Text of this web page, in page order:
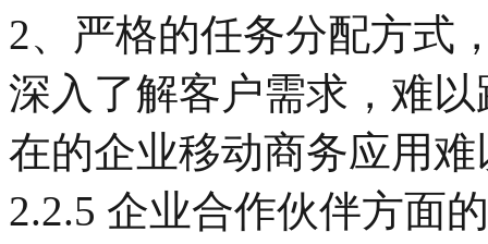
2、严格的任务分配方式
深入了解客户需求，难
在的企业移动商务应用
2.2.5 企业合作伙伴方面